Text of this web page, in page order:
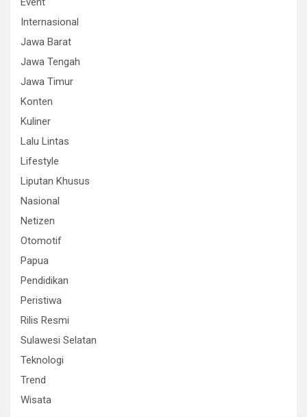
Internasional
Jawa Barat
Jawa Tengah
Jawa Timur
Konten
Kuliner
Lalu Lintas
Lifestyle
Liputan Khusus
Nasional
Netizen
Otomotif
Papua
Pendidikan
Peristiwa
Rilis Resmi
Sulawesi Selatan
Teknologi
Trend
Wisata